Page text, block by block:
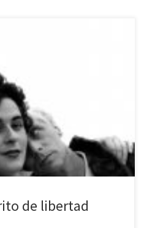
olvidadas por la Historia.
de su autora, Elena
autobiografía ni de un tratado de
Leonora Carrington.
[…]
de libertad